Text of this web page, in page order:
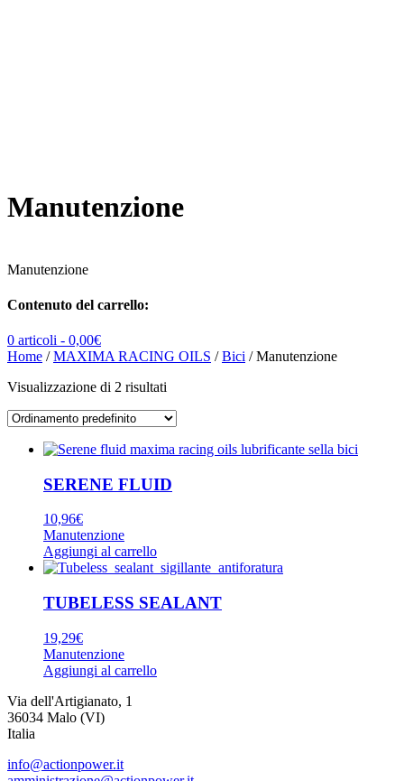
Manutenzione
Manutenzione
Contenuto del carrello:
0 articoli - 0,00€
Home /MAXIMA RACING OILS /Bici / Manutenzione
Visualizzazione di 2 risultati
SERENE FLUID
10,96€
Manutenzione
Aggiungi al carrello
TUBELESS SEALANT
19,29€
Manutenzione
Aggiungi al carrello
Via dell'Artigianato, 1
36034 Malo (VI)
Italia
info@actionpower.it